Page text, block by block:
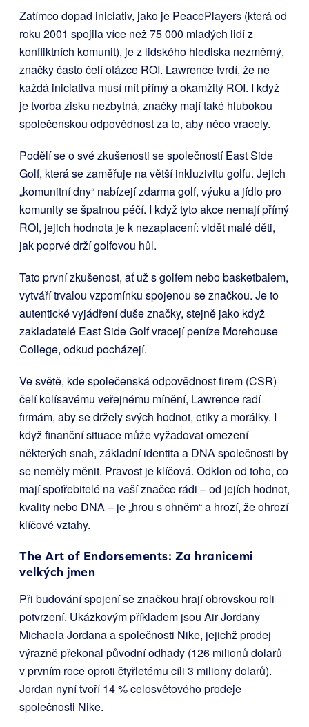
Zatímco dopad iniciativ, jako je PeacePlayers (která od
roku 2001 spojila více než 75 000 mladých lidí z
konfliktních komunit), je z lidského hlediska nezměrný,
značky často čelí otázce ROI. Lawrence tvrdí, že ne
každá iniciativa musí mít přímý a okamžitý ROI. I když
je tvorba zisku nezbytná, značky mají také hlubokou
společenskou odpovědnost za to, aby něco vracely.
Podělí se o své zkušenosti se společností East Side
Golf, která se zaměřuje na větší inkluzivitu golfu. Jejich
„komunitní dny“ nabízejí zdarma golf, výuku a jídlo pro
komunity se špatnou péčí. I když tyto akce nemají přímý
ROI, jejich hodnota je k nezaplacení: vidět malé děti,
jak poprvé drží golfovou hůl.
Tato první zkušenost, ať už s golfem nebo basketbalem,
vytváří trvalou vzpomínku spojenou se značkou. Je to
autentické vyjádření duše značky, stejně jako když
zakladatelé East Side Golf vracejí peníze Morehouse
College, odkud pocházejí.
Ve světě, kde společenská odpovědnost firem (CSR)
čelí kolísavému veřejnému mínění, Lawrence radí
firmám, aby se držely svých hodnot, etiky a morálky. I
když finanční situace může vyžadovat omezení
některých snah, základní identita a DNA společnosti by
se neměly měnit. Pravost je klíčová. Odklon od toho, co
mají spotřebitelé na vaší značce rádi – od jejích hodnot,
kvality nebo DNA – je „hrou s ohněm“ a hrozí, že ohrozí
klíčové vztahy.
The Art of Endorsements: Za hranicemi
velkých jmen
Při budování spojení se značkou hrají obrovskou roli
potvrzení. Ukázkovým příkladem jsou Air Jordany
Michaela Jordana a společnosti Nike, jejichž prodej
výrazně překonal původní odhady (126 milionů dolarů
v prvním roce oproti čtyřletému cíli 3 miliony dolarů).
Jordan nyní tvoří 14 % celosvětového prodeje
společnosti Nike.